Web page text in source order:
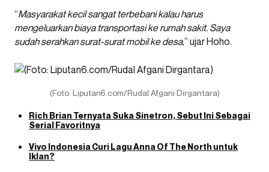
“Masyarakat kecil sangat terbebani kalau harus
mengeluarkan biaya transportasi ke rumah sakit. Saya
sudah serahkan surat-surat mobil ke desa,” ujar Hoho.
(Foto: Liputan6.com/Rudal Afgani Dirgantara)
Rich Brian Ternyata Suka Sinetron, Sebut Ini Sebagai
Serial Favoritnya
Vivo Indonesia Curi Lagu Anna Of The North untuk
Iklan?